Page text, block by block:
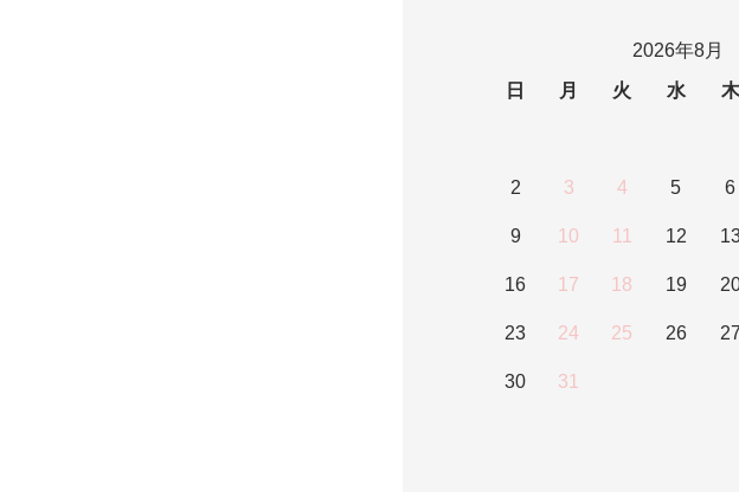
2026年8月
日
月 火 水 木
2 3 4 5 6
9 10 11 12
16 17 18 19
23 24 25 26 27
30 31